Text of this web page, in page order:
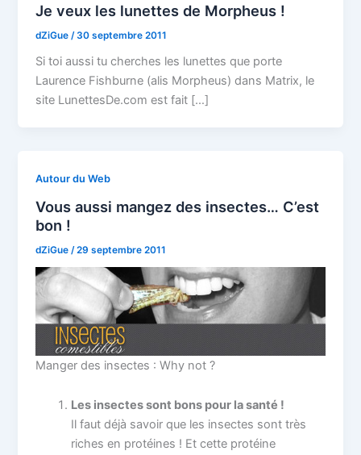
Je veux les lunettes de Morpheus !
dZiGue /30 septembre 2011
Si toi aussi tu cherches les lunettes que porte
Laurence Fishburne (alis Morpheus) dans Matrix, le
site LunettesDe.com est fait […]
Autour du Web
Vous aussi mangez des insectes… C’est
bon !
dZiGue/29 septembre 2011
Manger des insectes : Why not ?
Les insectes sont bons pour la santé !
Il faut déjà savoir que les insectes sont très
riches en protéines ! Et cette protéine